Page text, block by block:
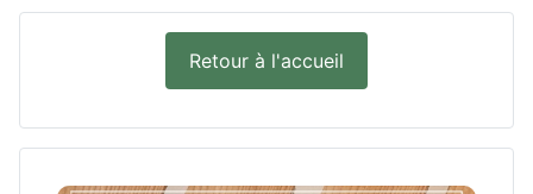
Retour à l'accueil